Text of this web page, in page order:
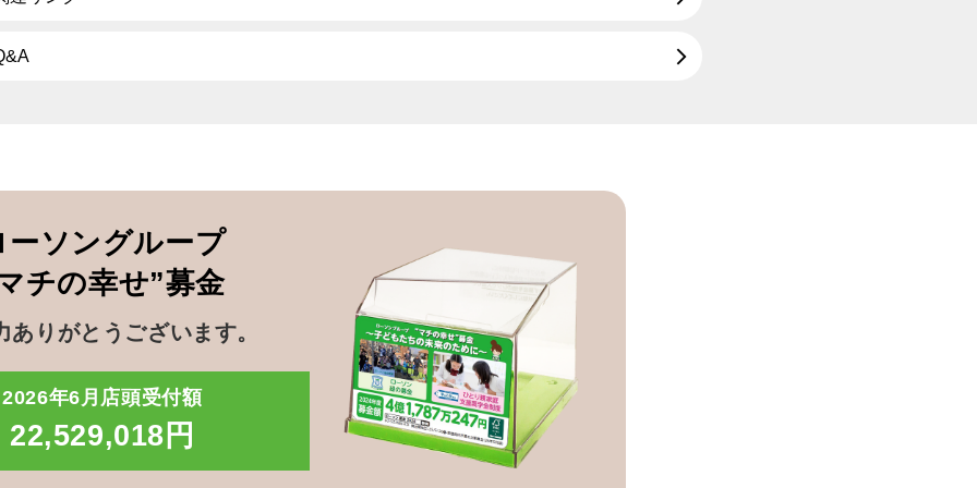
ーソングループ
チの幸せ”募金
ありがとうございます。
2026年6月店頭受付額
22,529,018円